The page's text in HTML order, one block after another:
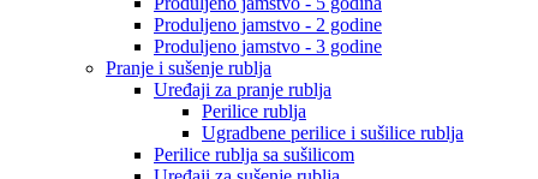
Produljeno jamstvo - 2 godine
Produljeno jamstvo - 3 godine
Pranje i sušenje rublja
Uređaji za pranje rublja
Perilice rublja
Ugradbene perilice i sušilice rublja
Perilice rublja sa sušilicom